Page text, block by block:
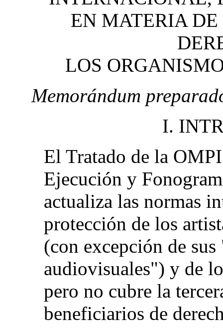
EN MATERIA DE
LOS
Memorándum
I.
El Tratado de la
Ejecución y
actualiza las normas
protección de los
(con excepción de
audiovisuales") y de
pero no cubre la
beneficiarios de